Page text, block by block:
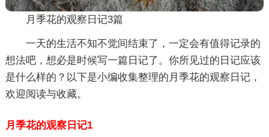
月季花的观察日记3篇
一天的生活不知不觉间结束了，一定会有值得记录的
想法吧，想必是时候写一篇日记了。你所见过的日记应该
是什么样的？以下是小编收集整理的月季花的观察日记，
欢迎阅读与收藏。
月季花的观察日记1